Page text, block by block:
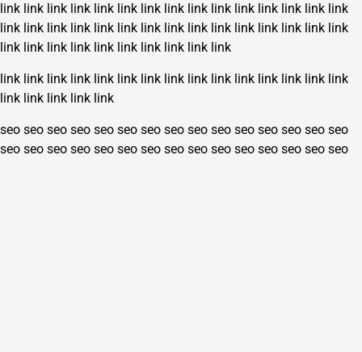
link link link link link link link link link link link link link link link
link link link link link link link link link link link link link link link
link link link link link link link link link link
link link link link link link link link link link link link link link link
link link link link link
seo seo seo seo seo seo seo seo seo seo seo seo seo seo seo
seo seo seo seo seo seo seo seo seo seo seo seo seo seo seo